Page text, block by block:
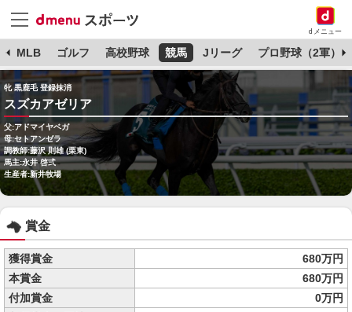
dメニュー
MLB ゴルフ 高校野球 競馬 Jリーグ プロ野球（2軍）
牝 黒鹿毛 登録抹消
スズカアゼリア
父:アドマイヤベガ
母:セトアンゼラ
調教師:藤沢 則雄 (栗東)
馬主:永井 啓弍
生産者:新井牧場
賞金
獲得賞金
680万円
本賞金
680万円
付加賞金
0万円